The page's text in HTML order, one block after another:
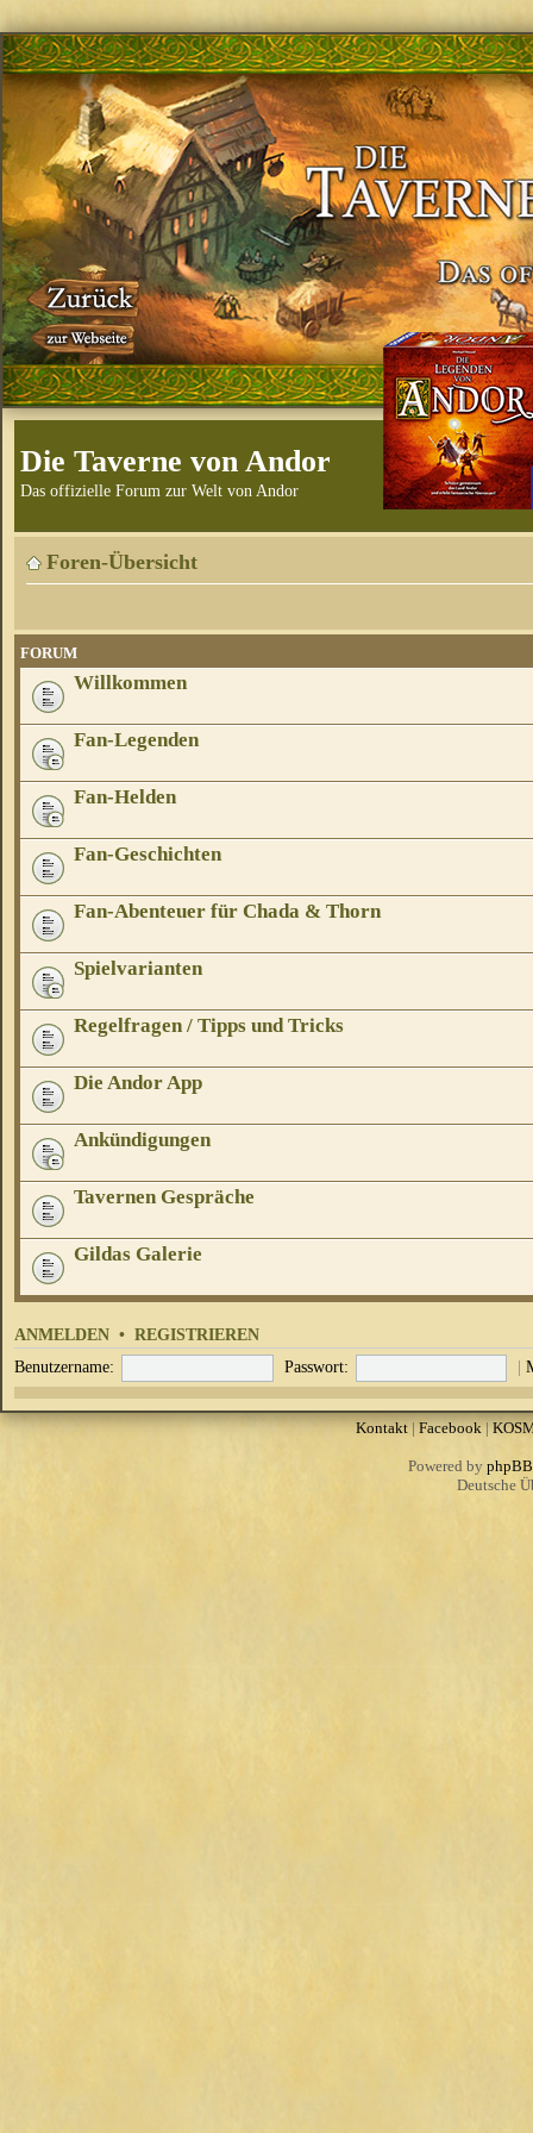
Die Taverne von Andor
Das offizielle Forum zur Welt von Andor
Foren-Übersicht
FORUM
Willkommen
Fan-Legenden
Fan-Helden
Fan-Geschichten
Fan-Abenteuer für Chada & Thorn
Spielvarianten
Regelfragen / Tipps und Tricks
Die Andor App
Ankündigungen
Tavernen Gespräche
Gildas Galerie
ANMELDEN • REGISTRIEREN
Benutzername: Passwort: |
Kontakt| Facebook|
Powered by phpBB
Deutsche